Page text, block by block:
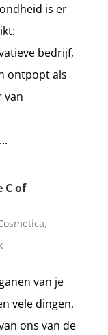
is er
bedrijf,
ontpopt als
van
C of
,
van je
vele dingen,
ons van de